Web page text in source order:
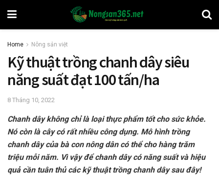
Home Nông sản việt
Kỹ thuật trồng chanh dây siêu
năng suất đạt 100 tấn/ha
8 Tháng 10, 2022
Chanh dây không chỉ là loại thực phẩm tốt cho sức khỏe.
Nó còn là cây có rất nhiều công dụng. Mô hình trồng
chanh dây của bà con nông dân có thể cho hàng trăm
triệu mỗi năm. Vì vậy để chanh dây có năng suất và hiệu
quả cần tuân thủ cáckỹ thuật trồng chanh dây sau đây!